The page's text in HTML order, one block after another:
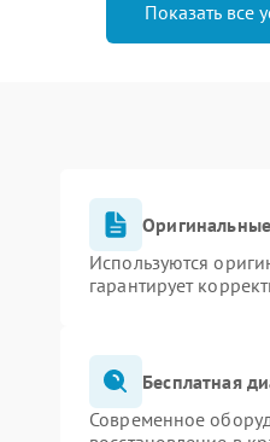
Показать все
Используются
гарантирует
Бесплатная
Современное